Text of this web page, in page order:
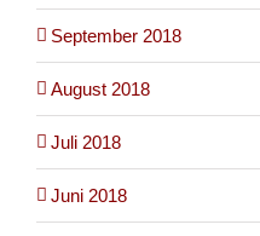
September 2018
August 2018
Juli 2018
Juni 2018